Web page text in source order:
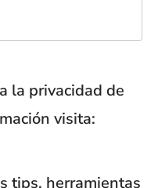
visita:
tips, herramientas